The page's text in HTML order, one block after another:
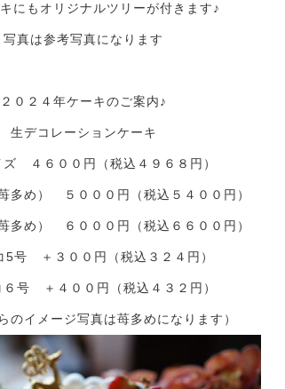
にもオリジナルツリーが付きます♪
写真は参考写真になります
２０２４年ケーキのご案内♪
生デコレーションケーキ
ズ ４６００円（税込４９６８円）
多め） ５０００円（税込５４００円）
多め） ６０００円（税込６６００円）
5号 ＋３００円（税込３２４円）
６号 ＋４００円（税込４３２円）
メージ写真は苺多めになります）